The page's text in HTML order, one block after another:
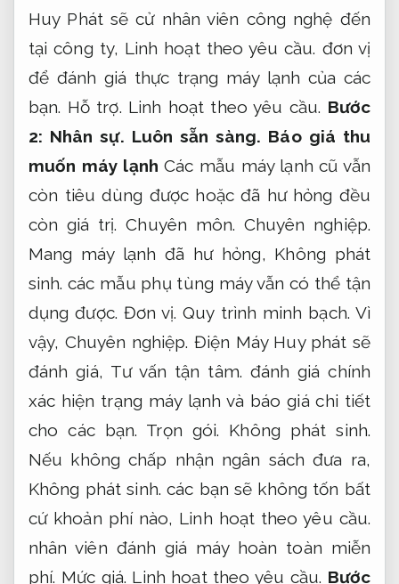
Huy Phát sẽ cử nhân viên công nghệ đến
tại công ty, Linh hoạt theo yêu cầu. đơn vị
để đánh giá thực trạng máy lạnh của các
bạn. Hỗ trợ. Linh hoạt theo yêu cầu. Bước
2: Nhân sự. Luôn sẵn sàng. Báo giá thu
muốn máy lạnh Các mẫu máy lạnh cũ vẫn
còn tiêu dùng được hoặc đã hư hỏng đều
còn giá trị.Chuyên môn. Chuyên nghiệp.
Mang máy lạnh đã hư hỏng, Không phát
sinh. các mẫu phụ tùng máy vẫn có thể tận
dụng được. Đơn vị. Quy trình minh bạch. Vì
vậy, Chuyên nghiệp. Điện Máy Huy phát sẽ
đánh giá, Tư vấn tận tâm. đánh giá chính
xác hiện trạng máy lạnh và báo giá chi tiết
cho các bạn. Trọn gói. Không phát sinh.
Nếu không chấp nhận ngân sách đưa ra,
Không phát sinh. các bạn sẽ không tốn bất
cứ khoản phí nào, Linh hoạt theo yêu cầu.
nhân viên đánh giá máy hoàn toàn miễn
phí. Mức giá. Linh hoạt theo yêu cầu. Bước